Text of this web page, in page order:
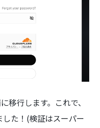
移行します。これで、
た！(検証はスーパー